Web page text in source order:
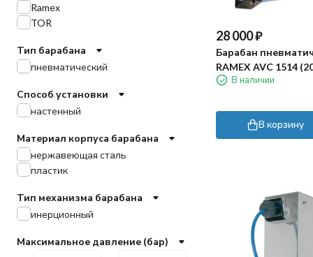
28 000₽
Барабан
RAMEX AVC 1514
пласт)В наличии
В корзину
Ramex
TOR
Тип барабана
пневматический
Способ установки
настенный
Материал корпуса барабана
нержавеющая сталь
пластик
Тип механизма барабана
инерционный
Максимальное давление (бар)